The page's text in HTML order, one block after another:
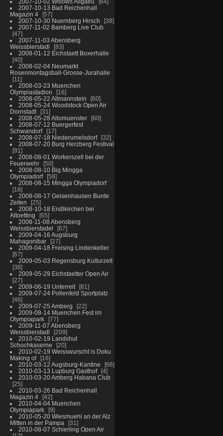
2007-10-13 Bad Reichenhall
Magazin 4
57
2007-10-30 Nuernberg Hirsch
38
2007-11-02 Bamberg Live Club
47
2007-11-03 Abensberg
Weissbierstadl
83
2008-01-12 Eichstaett Boxerhalle
40
2008-02-04 Neumarkt
Rosenmontagsball-Grosse-Jurahalle
11
2008-03-23 Muenchen
Olympiastadion
16
2008-05-22 Altmannstein
60
2008-05-24 Woodstock Open Air
Dornstadt
31
2008-05-28 Altomuenster
60
2008-07-12 Buergerfest
Schwandorf
17
2008-07-18 Niederumelsdorf
32
2008-07-20 Burg Herzberg Festival
91
2008-08-01 Workerszell bei der
Feuerwehr
50
2008-08-10 Big Mingga
Olympiadorf
58
2008-08-15 Mingga Olympiadorf
18
2008-08-17 Geisenhausen Bunte
Zeiten
25
2008-10-18 Endlkirchen bei
Altoetting
65
2008-11-08 Abensberg
Weissbierstadel
67
2009-04-16 Augsburg
Mahagonibar
27
2009-04-18 Freising Lindenkeller
67
2009-05-03 Regensburg Kulturzelt
38
2009-05-29 Eichstaetter Open Air
27
2009-06-19 Unterreit
81
2009-07-24 Pollenfeld Sportplatz
46
2009-07-25 Amberg
22
2009-08-14 Muenchen Fest im
Olympiapark
77
2009-11-07 Abensberg
Weissbierstadl
209
2010-02-19 Landshut
Schochkaserne
20
2010-02-19 Weisswurscht is Doku
Making of
16
2010-03-12 Augsburg-Kantine
66
2010-03-13 Lupburg Gasthof
4
2010-03-20 Amberg Habana Club
25
2010-03-26 Bad Reichenhall
Magazin 4
42
2010-04-04 Muenchen
Olympiapark
9
2010-05-20 Wiesmuehl an der Alz
Mitten in der Pampa
31
2010-08-07 Schierling Open Air